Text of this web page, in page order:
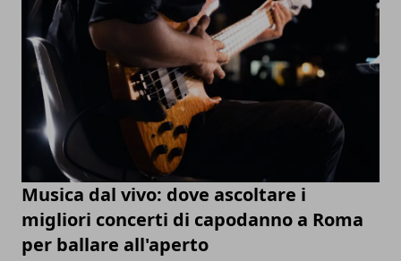
Musica dal vivo: dove ascoltare i
migliori concerti di capodanno a Roma
per ballare all'aperto